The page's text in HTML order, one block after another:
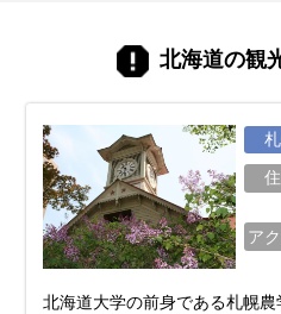
北海道の観
ア
北海道大学の前身である札幌